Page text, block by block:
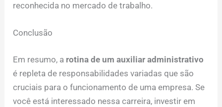
reconhecida no mercado de trabalho.
Conclusão
Em resumo, a rotina de um auxiliar administrativo
é repleta de responsabilidades variadas que são
cruciais para o funcionamento de uma empresa. Se
você está interessado nessa carreira, investir em